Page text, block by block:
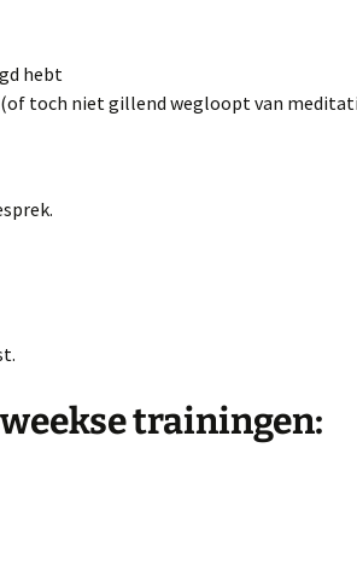
hebt
toch niet gillend wegloopt van
trainingen: